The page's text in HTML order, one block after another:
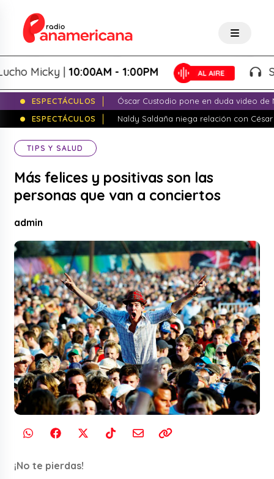
Micky |10:00AM - 1:00PM
ESPECTÁCULOS
Óscar Custodio pone en duda video de
ESPECTÁCULOS
Naldy Saldaña niega relación con
TIPS Y SALUD
Más felices y positivas son las
personas que van a conciertos
admin
¡No te pierdas!